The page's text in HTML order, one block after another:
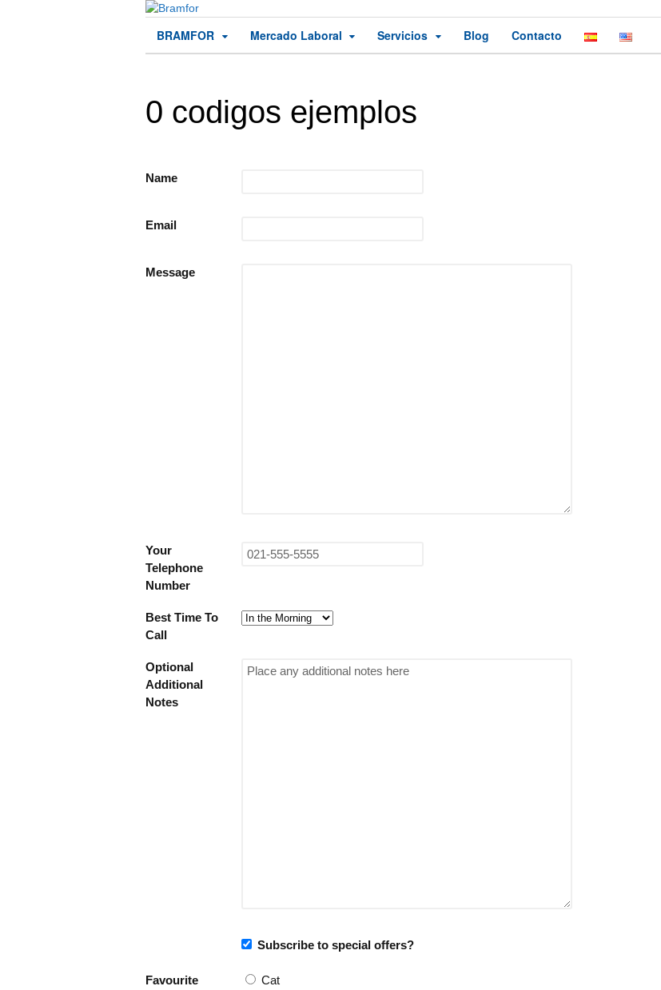
BRAMFOR Mercado Laboral Servicios Blog Contacto
0 codigos ejemplos
Name
Email
Message
Your
Telephone
Number
Best Time To
Call
Optional
Additional
Notes
Subscribe to special offers?
Favourite
Cat